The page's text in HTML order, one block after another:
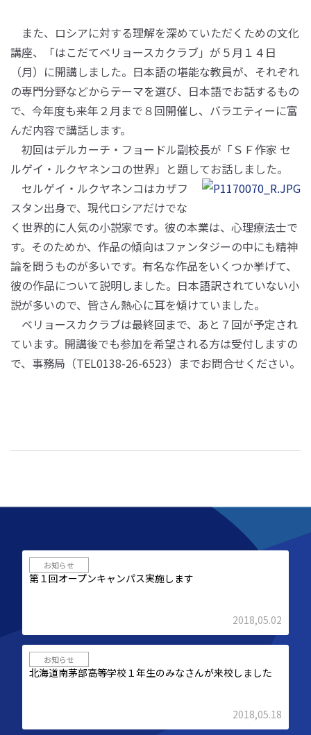
また、ロシアに対する理解を深めていただくための文化
講座、「はこだてベリョースカクラブ」が５月１４日
（月）に開講しました。日本語の堪能な教員が、それぞれ
の専門分野などからテーマを選び、日本語でお話するもの
で、今年度も来年２月まで８回開催し、バラエティーに富
んだ内容で講話します。
初回はデルカーチ・フョードル副校長が「ＳＦ作家 セ
ルゲイ・ルクヤネンコの世界」と題してお話しました。
セルゲイ・ルクヤネンコはカザフ
スタン出身で、現代ロシアだけでな
く世界的に人気の小説家です。彼の本業は、心理療法士で
す。そのためか、作品の傾向はファンタジーの中にも精神
論を問うものが多いです。有名な作品をいくつか挙げて、
彼の作品について説明しました。日本語訳されていない小
説が多いので、皆さん熱心に耳を傾けていました。
ベリョースカクラブは最終回まで、あと７回が予定され
ています。開講後でも参加を希望される方は受付しますの
で、事務局（TEL0138-26-6523）までお問合せください。
お知らせ
第１回オープンキャンパス実施します
2018,05.02
お知らせ
北海道南茅部高等学校１年生のみなさんが来校しました
2018,05.18